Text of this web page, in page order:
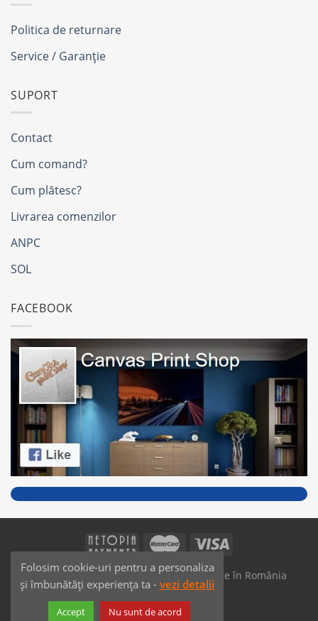
Politica de returnare
Service / Garanție
SUPORT
Contact
Cum comand?
Cum plătesc?
Livrarea comenzilor
ANPC
SOL
FACEBOOK
SAIKO MEDIA & SIGNS - Produse fabricate în România
Dezvoltat deJPG MEDIA
Folosim cookie-uri pentru a personaliza
și îmbunătăți experiența ta - vezi detalii
Accept Nu sunt de acord